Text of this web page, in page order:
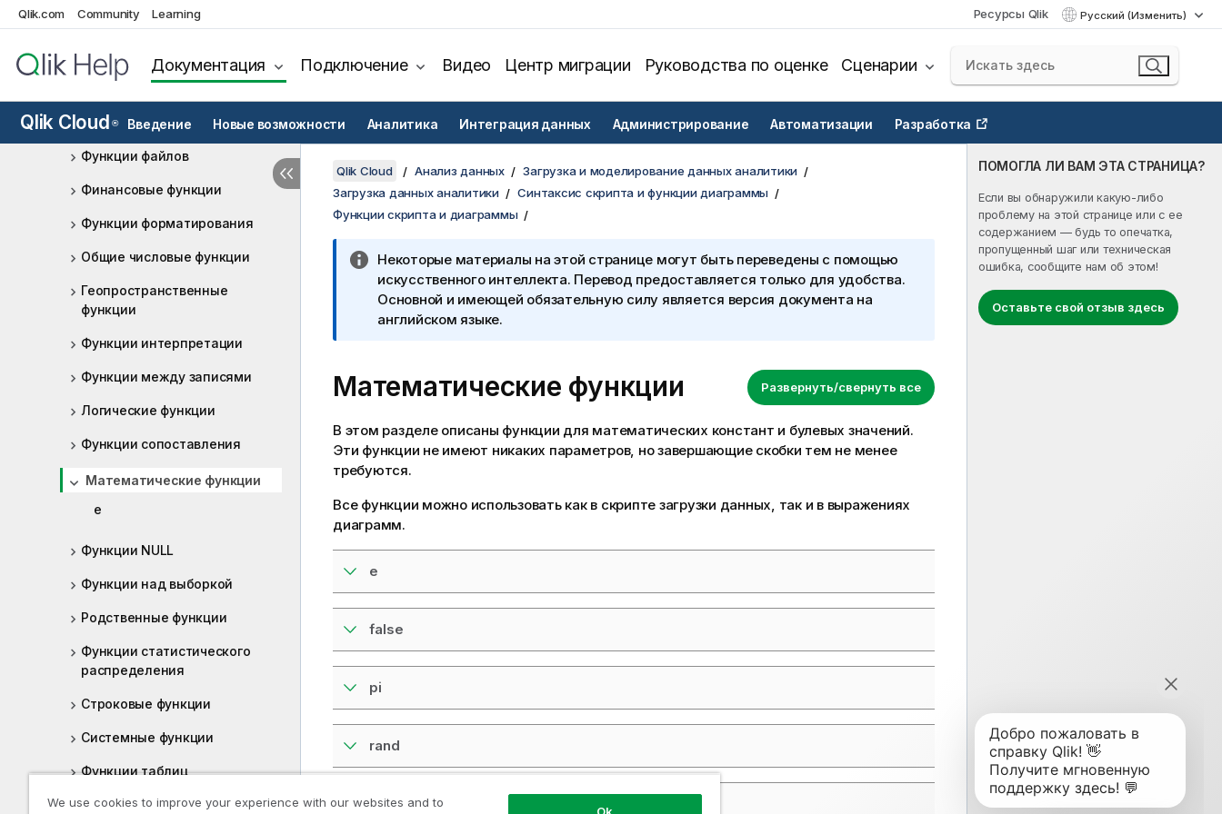
Qlik.com Community Learning Ресурсы Qlik Русский (Изменить)
Документация Подключение Видео Центр миграции Руководства по оценке Сценарии
Qlik Cloud ® Введение Новые возможности Аналитика Интеграция данных Администрирование Автоматизации Разработка
Экспоненциальные и
Функции поля
Функции файлов
Финансовые функции
Функции форматирования
Общие числовые функции
Геопространственные
функции
Функции интерпретации
Функции между записями
Логические функции
Функции сопоставления
Математические функции
e
Функции NULL
Функции над выборкой
Родственные функции
Функции статистического
распределения
Строковые функции
Системные функции
Функции таблиц
Тригонометрические и
ПОМОГЛА ЛИ ВАМ ЭТА СТРАНИЦА?
Если вы обнаружили какую-либо
проблему на этой странице или с ее
содержанием — будь то опечатка,
пропущенный шаг или техническая
ошибка, сообщите нам об этом!
Оставьте свой отзыв здесь
Qlik Cloud Анализ данных
Загрузка и моделирование данных аналитики
Загрузка данных аналитики
Синтаксис скрипта и функции диаграммы
Функции скрипта и диаграммы
Некоторые материалы на этой странице могут быть переведены с помощью
искусственного интеллекта. Перевод предоставляется только для удобства.
Основной и имеющей обязательную силу является версия документа на
английском языке.
Развернуть/свернуть все
Математические функции
В этом разделе описаны функции для математических констант и булевых значений.
Эти функции не имеют никаких параметров, но завершающие скобки тем не менее
требуются.
Все функции можно использовать как в скрипте загрузки данных, так и в выражениях
диаграмм.
e
false
pi
rand
true
We use cookies to improve your experience with our websites and to